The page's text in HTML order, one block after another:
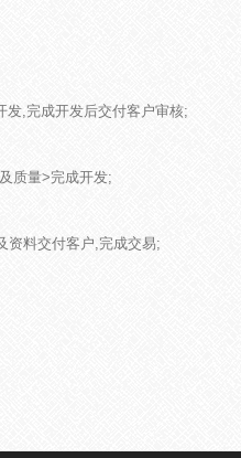
发,完成开发后交付客户审核;
质量>完成开发;
资料交付客户,完成交易;